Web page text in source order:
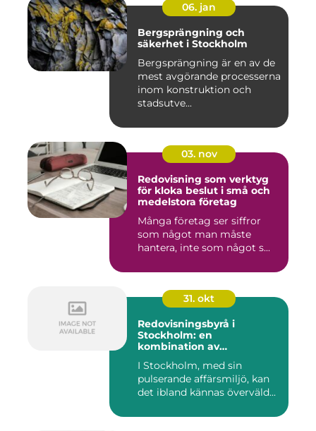
06. jan
Bergsprängning och
säkerhet i Stockholm
Bergsprängning är en av de
mest avgörande processerna
inom konstruktion och
stadsutve...
03. nov
Redovisning som verktyg
för kloka beslut i små och
medelstora företag
Många företag ser siffror
som något man måste
hantera, inte som något s...
31. okt
Redovisningsbyrå i
Stockholm: en
kombination av
personlig service
I Stockholm, med sin
pulserande affärsmiljö, kan
det ibland kännas överväld...